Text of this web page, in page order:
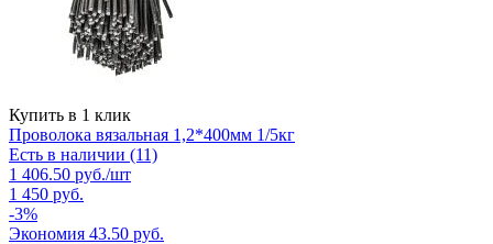
Купить в 1 клик
Проволока вязальная 1,2*400мм 1/5кг
Есть в наличии (11)
1 406.50 руб./шт
1 450 руб.
-3%
Экономия 43.50 руб.